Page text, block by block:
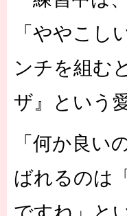
「ややこし
ンチを組む
ザ』という
「何か良
ばれるのは